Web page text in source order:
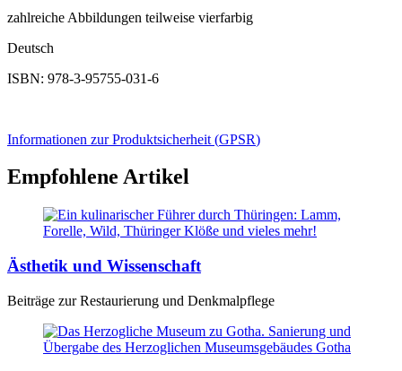
zahlreiche Abbildungen teilweise vierfarbig
Deutsch
ISBN: 978-3-95755-031-6
Informationen zur Produktsicherheit (GPSR)
Empfohlene Artikel
Ästhetik und Wissenschaft
Beiträge zur Restaurierung und Denkmalpflege